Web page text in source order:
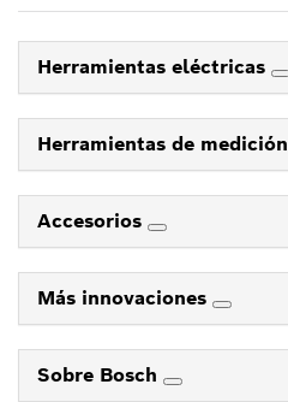
Herramientas eléctricas
Herramientas de medición
Accesorios
Más innovaciones
Sobre Bosch